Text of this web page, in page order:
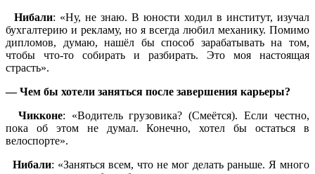
Нибали: «Ну, не знаю. В юности ходил в институт, изучал
бухгалтерию и рекламу, но я всегда любил механику. Помимо
дипломов, думаю, нашёл бы способ зарабатывать на том,
чтобы что-то собирать и разбирать. Это моя настоящая
страсть».
— Чем бы хотели заняться после завершения карьеры?
Чикконе: «Водитель грузовика? (Смеётся). Если честно,
пока об этом не думал. Конечно, хотел бы остаться в
велоспорте».
Нибали: «Заняться всем, что не мог делать раньше. Я много